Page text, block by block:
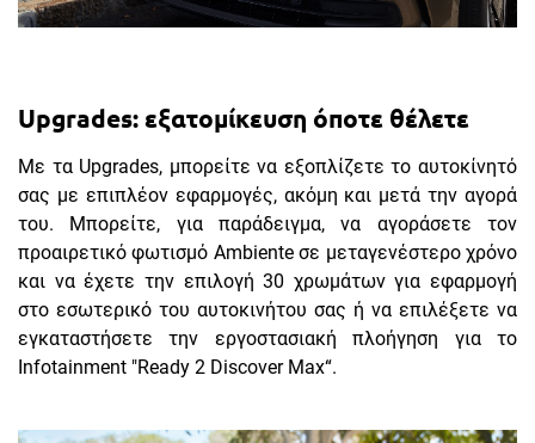
Upgrades: εξατομίκευση όποτε θέλετε
Με τα Upgrades, μπορείτε να εξοπλίζετε το αυτοκίνητό
σας με επιπλέον εφαρμογές, ακόμη και μετά την αγορά
του. Μπορείτε, για παράδειγμα, να αγοράσετε τον
προαιρετικό φωτισμό Ambiente σε μεταγενέστερο χρόνο
και να έχετε την επιλογή 30 χρωμάτων για εφαρμογή
στο εσωτερικό του αυτοκινήτου σας ή να επιλέξετε να
εγκαταστήσετε την εργοστασιακή πλοήγηση για το
Infotainment "Ready 2 Discover Max“.